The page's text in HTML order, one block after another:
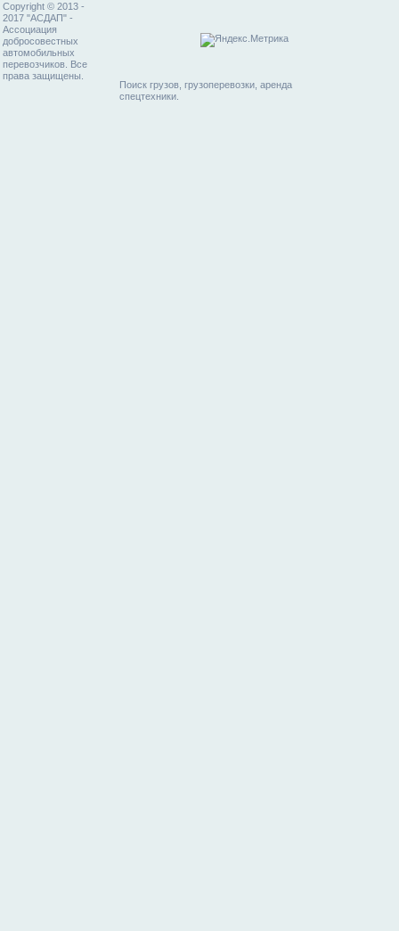
Copyright © 2013 -
2017 "АСДАП" -
Ассоциация
добросовестных
автомобильных
перевозчиков. Все
права защищены.
Поиск грузов, грузоперевозки, аренда
спецтехники.